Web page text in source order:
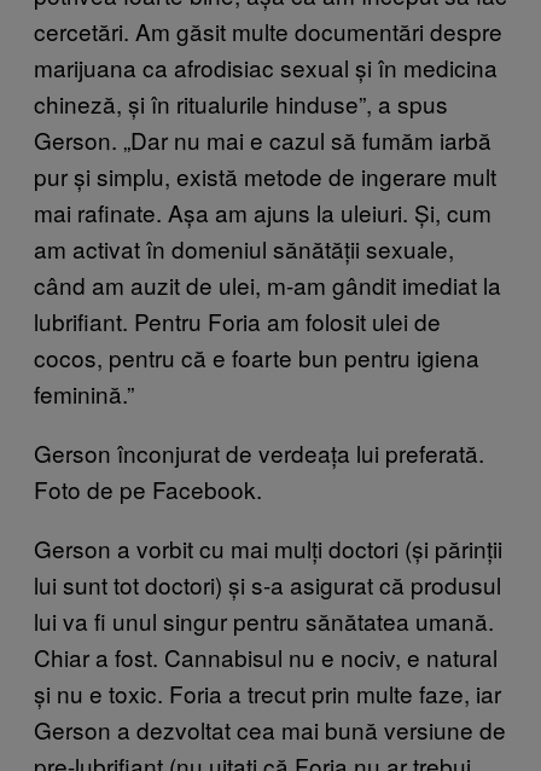
cercetări. Am găsit multe documentări despre
marijuana ca afrodisiac sexual și în medicina
chineză, și în ritualurile hinduse”, a spus
Gerson. „Dar nu mai e cazul să fumăm iarbă
pur și simplu, există metode de ingerare mult
mai rafinate. Așa am ajuns la uleiuri. Și, cum
am activat în domeniul sănătății sexuale,
când am auzit de ulei, m-am gândit imediat la
lubrifiant. Pentru Foria am folosit ulei de
cocos, pentru că e foarte bun pentru igiena
feminină.”
Gerson înconjurat de verdeața lui preferată.
Foto de pe Facebook.
Gerson a vorbit cu mai mulți doctori (și părinții
lui sunt tot doctori) și s-a asigurat că produsul
lui va fi unul singur pentru sănătatea umană.
Chiar a fost. Cannabisul nu e nociv, e natural
și nu e toxic. Foria a trecut prin multe faze, iar
Gerson a dezvoltat cea mai bună versiune de